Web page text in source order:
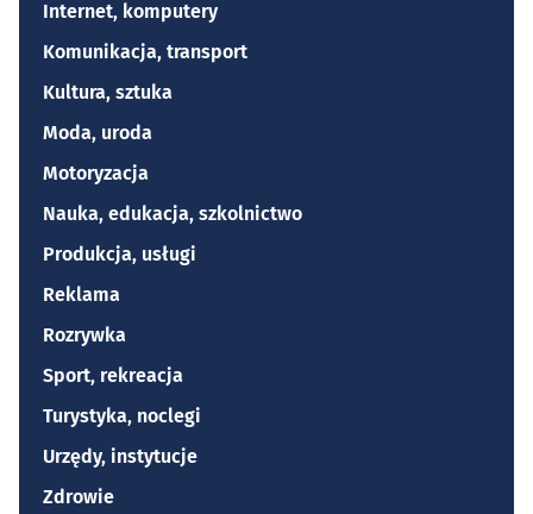
Internet, komputery
Komunikacja, transport
Kultura, sztuka
Moda, uroda
Motoryzacja
Nauka, edukacja, szkolnictwo
Produkcja, usługi
Reklama
Rozrywka
Sport, rekreacja
Turystyka, noclegi
Urzędy, instytucje
Zdrowie